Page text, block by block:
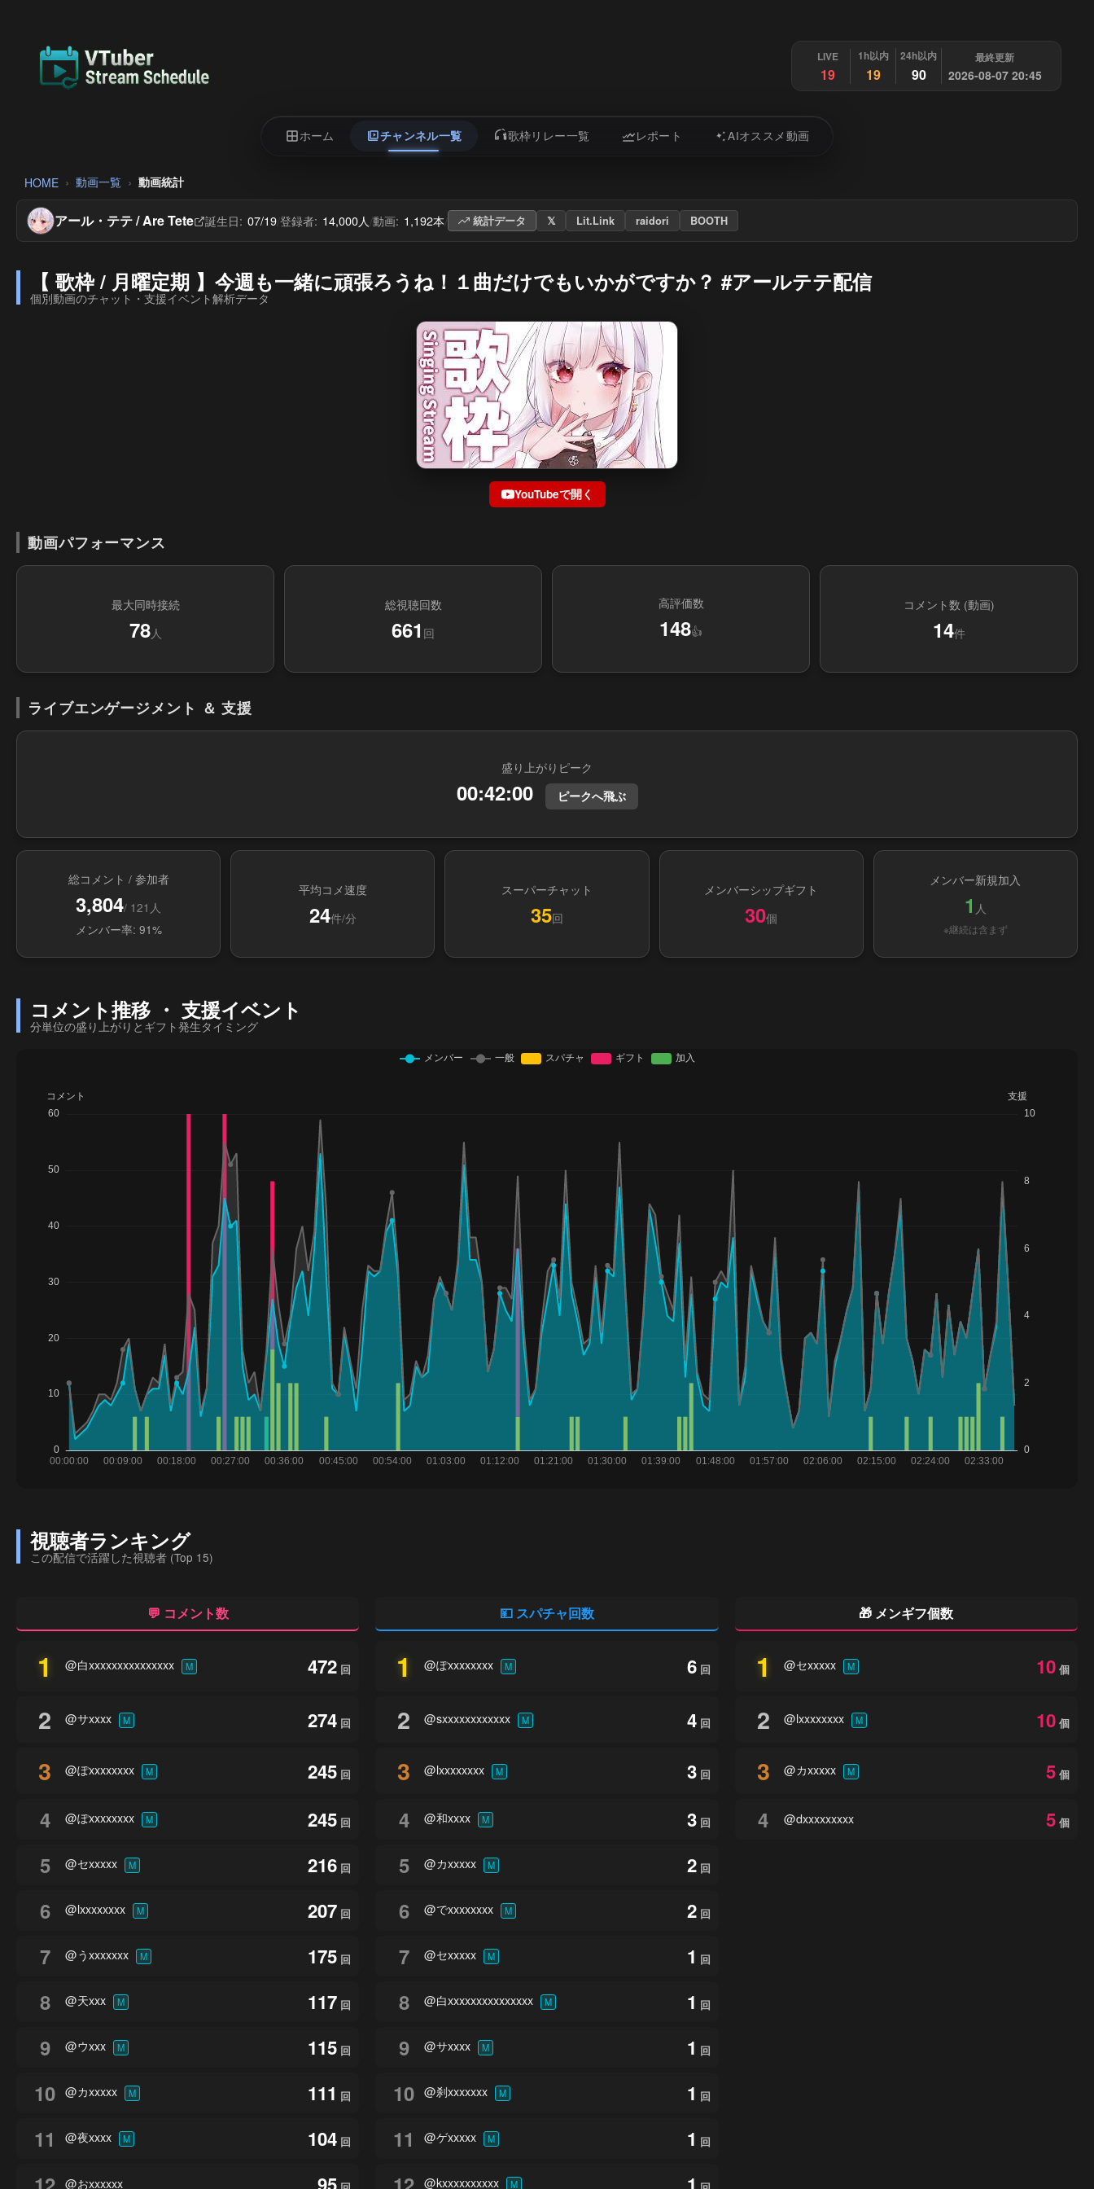
LIVE
19
1h以内
19
24h以内
90
最終更新
2026-08-07 20:45
ホーム チャンネル一覧 歌枠リレー一覧 レポート AIオススメ動画
HOME 動画一覧 動画統計
アール・テテ / Are Tete 誕生日: 07/19/登録者: 14,000人/動画: 1,192本/ 統計データ 𝕏 Lit.Link raidori BOOTH
【 歌枠 / 月曜定期 】今週も一緒に頑張ろうね！１曲だけでもいかがですか？ #アールテテ配信
個別動画のチャット・支援イベント解析データ
YouTubeで開く
動画パフォーマンス
最大同時接続
78人
総視聴回数
661 回
高評価数
148👍
コメント数 (動画)
14件
ライブエンゲージメント ＆ 支援
盛り上がりピーク
00:42:00 ピークへ飛ぶ
総コメント / 参加者
3,804/ 121人
メンバー率: 91%
平均コメ速度
24件/分
スーパーチャット
35回
メンバーシップギフト
30個
メンバー新規加入
1 人
※継続は含まず
コメント推移 ・ 支援イベント
分単位の盛り上がりとギフト発生タイミング
視聴者ランキング
この配信で活躍した視聴者 (Top 15)
💬 コメント数
1 @白xxxxxxxxxxxxxxx M 472 回
2 @サxxxx M 274 回
3 @ぽxxxxxxxx M 245 回
4 @ぽxxxxxxxx M 245 回
5 @セxxxxx M 216 回
6 @lxxxxxxxx M 207 回
7 @うxxxxxxx M 175 回
8 @天xxx M 117 回
9 @ウxxx M 115 回
10 @カxxxxx M 111 回
11 @夜xxxx M 104 回
@おxxxxxx
💴 スパチャ回数
1 @ぽxxxxxxxx M 6 回
2 @sxxxxxxxxxxxx M 4 回
3 @lxxxxxxxx M 3 回
4 @和xxxx M 3 回
5 @カxxxxx M 2 回
6 @でxxxxxxxx M 2 回
7 @セxxxxx M 1 回
8 @白xxxxxxxxxxxxxxx M 1 回
9 @サxxxx M 1 回
10 @刹xxxxxxx M 1 回
11 @ゲxxxxx M 1 回
@kxxxxxxxxxx M
🎁 メンギフ個数
1 @セxxxxx M 10 個
2 @lxxxxxxxx M 10 個
3 @カxxxxx M 5 個
4 @dxxxxxxxxx 5 個